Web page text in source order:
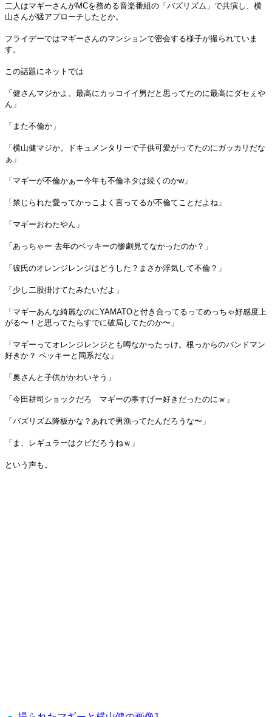
二人はマギーさんがMCを務める音楽番組の「バズリズム」で共演し、横
山さんが猛アプローチしたとか。
フライデーではマギーさんのマンションで密会する様子が撮られていま
す。
この話題にネットでは
「健さんマジかよ。最高にカッコイイ男だと思ってたのに最高にダセぇや
ん」
「また不倫か」
「横山健マジか。ドキュメンタリーで子供可愛がってたのにガッカリだな
ぁ」
「マギーが不倫かぁー今年も不倫ネタは続くのかw」
「禁じられた愛ってかっこよく言ってるが不倫てことだよね」
「マギーおわたやん」
「あっちゃー 去年のベッキーの惨劇見てなかったのか？」
「彼氏のオレンジレンジはどうした？まさか浮気して不倫？」
「少し二股掛けてたみたいだよ」
「マギーあんな綺麗なのにYAMATOと付き合ってるってめっちゃ好感度上
がる〜！と思ってたらすでに破局してたのか〜」
「マギーってオレンジレンジとも噂なかったっけ。根っからのバンドマン
好きか？ ベッキーと同系だな」
「奥さんと子供がかわいそう」
「今田耕司ショックだろ マギーの事すげー好きだったのにｗ」
「バズリズム降板かな？あれで男漁ってたんだろうな〜」
「ま、レギュラーはクビだろうねｗ」
という声も。